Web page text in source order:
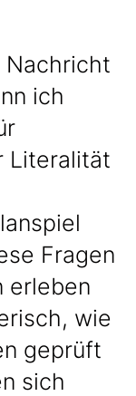
Nachricht
ich
Literalität
Fragen
erleben
wie
geprüft
sich